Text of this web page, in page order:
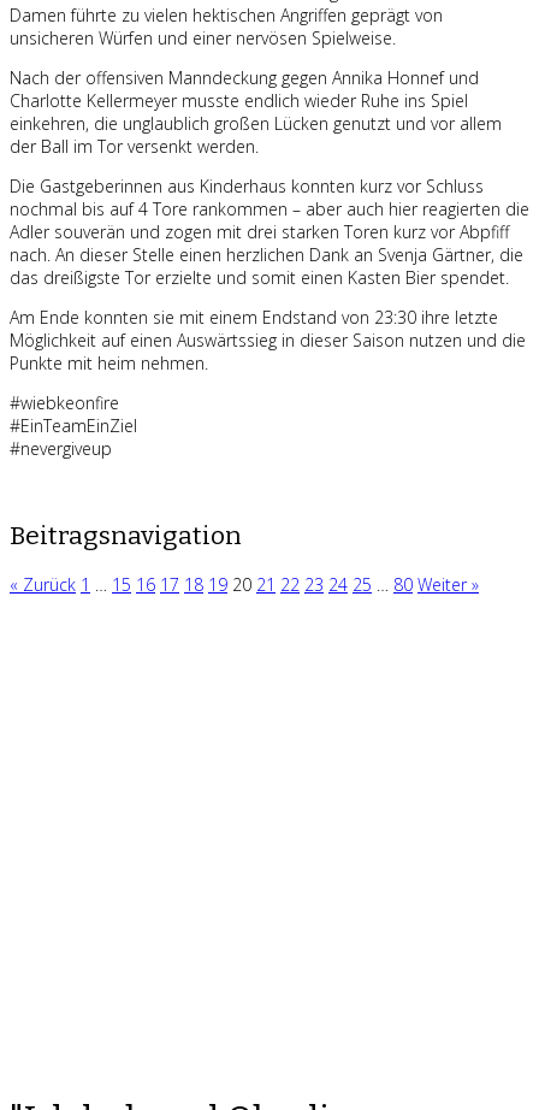
Damen führte zu vielen hektischen Angriffen geprägt von
unsicheren Würfen und einer nervösen Spielweise.
Nach der offensiven Manndeckung gegen Annika Honnef und
Charlotte Kellermeyer musste endlich wieder Ruhe ins Spiel
einkehren, die unglaublich großen Lücken genutzt und vor allem
der Ball im Tor versenkt werden.
Die Gastgeberinnen aus Kinderhaus konnten kurz vor Schluss
nochmal bis auf 4 Tore rankommen – aber auch hier reagierten die
Adler souverän und zogen mit drei starken Toren kurz vor Abpfiff
nach. An dieser Stelle einen herzlichen Dank an Svenja Gärtner, die
das dreißigste Tor erzielte und somit einen Kasten Bier spendet.
Am Ende konnten sie mit einem Endstand von 23:30 ihre letzte
Möglichkeit auf einen Auswärtssieg in dieser Saison nutzen und die
Punkte mit heim nehmen.
#wiebkeonfire
#EinTeamEinZiel
#nevergiveup
Beitragsnavigation
« Zurück 1 15 16 17 18 19 20 21 22 23 24 25 80 Weiter »